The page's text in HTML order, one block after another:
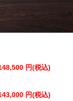
円(税込)
円(税込)